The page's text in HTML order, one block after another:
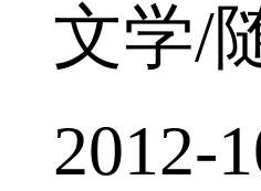
文学/
2012-